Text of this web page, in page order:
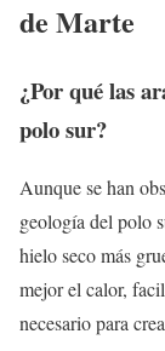
de Marte
¿Por qué las
polo sur?
Aunque se han
geología del polo
hielo seco más
mejor el calor,
necesario para